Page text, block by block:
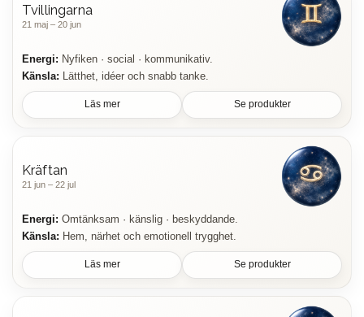
Tvillingarna
21 maj – 20 jun
Energi: Nyfiken · social · kommunikativ.
Känsla: Lätthet, idéer och snabb tanke.
Läs mer Se produkter
Kräftan
21 jun – 22 jul
Energi: Omtänksam · känslig · beskyddande.
Känsla: Hem, närhet och emotionell trygghet.
Läs mer Se produkter